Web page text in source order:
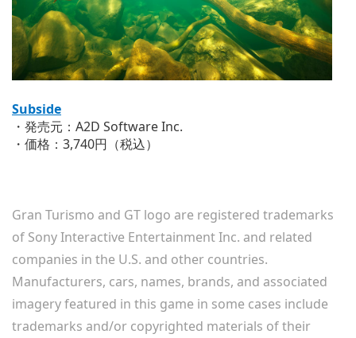
Subside
・発売元：A2D Software Inc.
・価格：3,740円（税込）
Gran Turismo and GT logo are registered trademarks
of Sony Interactive Entertainment Inc. and related
companies in the U.S. and other countries.
Manufacturers, cars, names, brands, and associated
imagery featured in this game in some cases include
trademarks and/or copyrighted materials of their